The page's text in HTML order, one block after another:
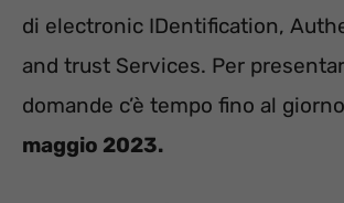
di electronic IDentification,
and trust Services. Per
domande c’è tempo fino al giorno
maggio 2023.